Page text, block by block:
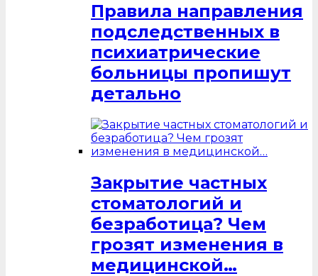
Правила направления
подследственных в
психиатрические
больницы пропишут
детально
Закрытие частных
стоматологий и
безработица? Чем
грозят изменения в
медицинской…